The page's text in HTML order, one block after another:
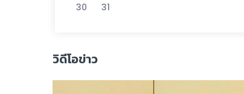
30 31
วิดีโอข่าว